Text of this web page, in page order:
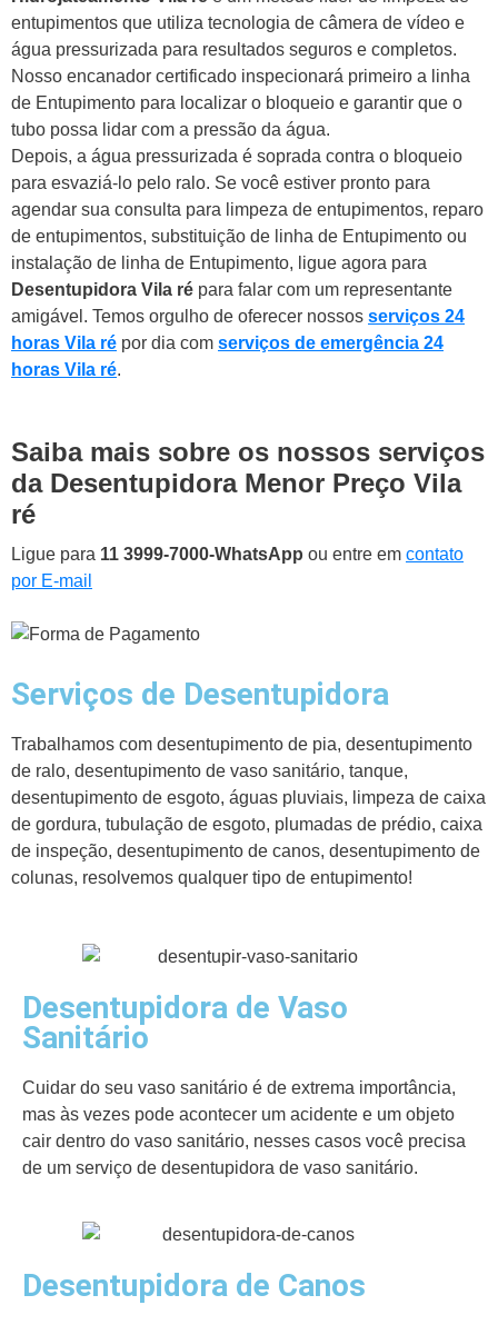
entupimentos que utiliza tecnologia de câmera de vídeo e
água pressurizada para resultados seguros e completos.
Nosso encanador certificado inspecionará primeiro a linha
de Entupimento para localizar o bloqueio e garantir que o
tubo possa lidar com a pressão da água.
Depois, a água pressurizada é soprada contra o bloqueio
para esvaziá-lo pelo ralo. Se você estiver pronto para
agendar sua consulta para limpeza de entupimentos, reparo
de entupimentos, substituição de linha de Entupimento ou
instalação de linha de Entupimento, ligue agora para
Desentupidora Vila ré para falar com um representante
amigável. Temos orgulho de oferecer nossos serviços 24
horas Vila ré por dia com serviços de emergência 24
horas Vila ré.
Saiba mais sobre os nossos serviços
da Desentupidora Menor Preço Vila
ré
Ligue para 11 3999-7000-WhatsApp ou entre em contato
por E-mail
Serviços de Desentupidora
Trabalhamos com desentupimento de pia, desentupimento
de ralo, desentupimento de vaso sanitário, tanque,
desentupimento de esgoto, águas pluviais, limpeza de caixa
de gordura, tubulação de esgoto, plumadas de prédio, caixa
de inspeção, desentupimento de canos, desentupimento de
colunas, resolvemos qualquer tipo de entupimento!
Desentupidora de Vaso
Sanitário
Cuidar do seu vaso sanitário é de extrema importância,
mas às vezes pode acontecer um acidente e um objeto
cair dentro do vaso sanitário, nesses casos você precisa
de um serviço de desentupidora de vaso sanitário.
Desentupidora de Canos